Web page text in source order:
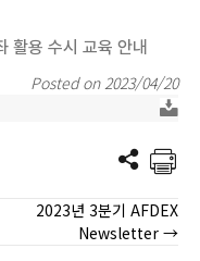
용 수시 교육 안내
Posted on 2023/04/20
2023년 3분기 AFDEX
Newsletter →